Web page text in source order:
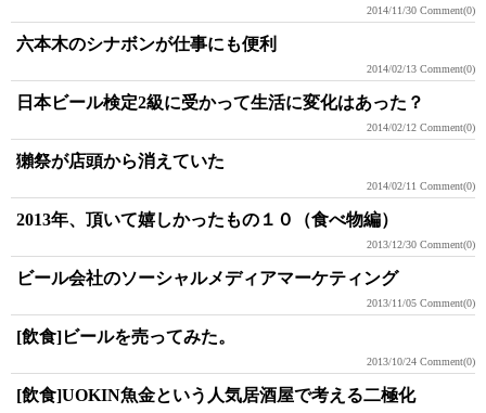
2014/11/30 Comment(0)
六本木のシナボンが仕事にも便利
2014/02/13 Comment(0)
日本ビール検定2級に受かって生活に変化はあった？
2014/02/12 Comment(0)
獺祭が店頭から消えていた
2014/02/11 Comment(0)
2013年、頂いて嬉しかったもの１０（食べ物編）
2013/12/30 Comment(0)
ビール会社のソーシャルメディアマーケティング
2013/11/05 Comment(0)
[飲食]ビールを売ってみた。
2013/10/24 Comment(0)
[飲食]UOKIN魚金という人気居酒屋で考える二極化